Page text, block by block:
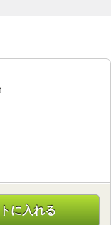
に入れる